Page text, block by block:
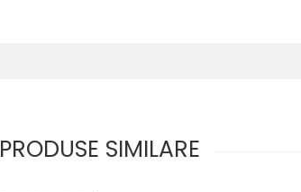
PRODUSE SIMILARE